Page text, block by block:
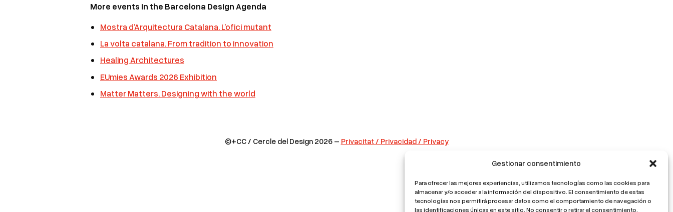
Gestionar consentimiento
Para ofrecer las mejores experiencias, utilizamos tecnologías como las cookies para
almacenar y/o acceder a la información del dispositivo. El consentimiento de estas
tecnologías nos permitirá procesar datos como el comportamiento de navegación o
las identificaciones únicas en este sitio. No consentir o retirar el consentimiento,
More events in the Barcelona Design Agenda
Mostra d’Arquitectura Catalana. L’ofici mutant
La volta catalana. From tradition to innovation
Healing Architectures
EUmies Awards 2026 Exhibition
Matter Matters. Designing with the world
©+CC / Cercle del Design 2026 – Privacitat / Privacidad / Privacy